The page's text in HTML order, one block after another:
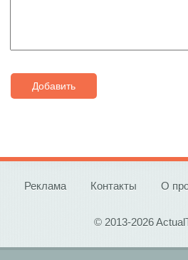
Добавить
Реклама Контакты О
© 2013-2026